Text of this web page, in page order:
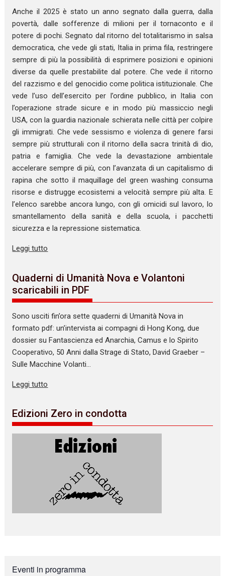
Anche il 2025 è stato un anno segnato dalla guerra, dalla
povertà, dalle sofferenze di milioni per il tornaconto e il
potere di pochi. Segnato dal ritorno del totalitarismo in salsa
democratica, che vede gli stati, Italia in prima fila, restringere
sempre di più la possibilità di esprimere posizioni e opinioni
diverse da quelle prestabilite dal potere. Che vede il ritorno
del razzismo e del genocidio come politica istituzionale. Che
vede l’uso dell’esercito per l’ordine pubblico, in Italia con
l’operazione strade sicure e in modo più massiccio negli
USA, con la guardia nazionale schierata nelle città per colpire
gli immigrati. Che vede sessismo e violenza di genere farsi
sempre più strutturali con il ritorno della sacra trinità di dio,
patria e famiglia. Che vede la devastazione ambientale
accelerare sempre di più, con l’avanzata di un capitalismo di
rapina che sotto il maquillage del green washing consuma
risorse e distrugge ecosistemi a velocità sempre più alta. E
l’elenco sarebbe ancora lungo, con gli omicidi sul lavoro, lo
smantellamento della sanità e della scuola, i pacchetti
sicurezza e la repressione sistematica.
Leggi tutto
Quaderni di Umanità Nova e Volantoni
scaricabili in PDF
Sono usciti fin’ora sette quaderni di Umanità Nova in
formato pdf: un’intervista ai compagni di Hong Kong, due
dossier su Fantascienza ed Anarchia, Camus e lo Spirito
Cooperativo, 50 Anni dalla Strage di Stato, David Graeber –
Sulle Macchine Volanti…
Leggi tutto
Edizioni Zero in condotta
Eventi in programma